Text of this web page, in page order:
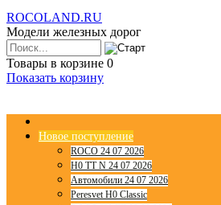
ROCOLAND.RU
Модели железных дорог
Товары в корзине 0
Показать корзину
Новое поступление
ROCO 24 07 2026
H0 TT N 24 07 2026
Автомобили 24 07 2026
Peresvet H0 Classic